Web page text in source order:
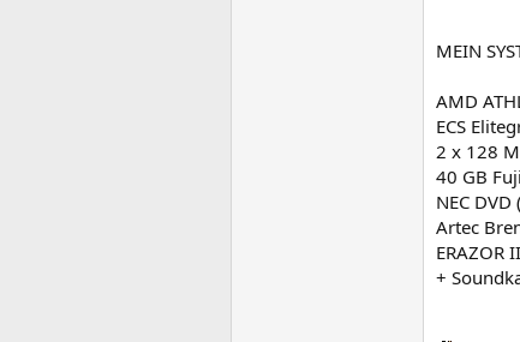
MEIN
AMD
ECS
2 x 128
40 GB
NEC
Artec
ERAZOR
+